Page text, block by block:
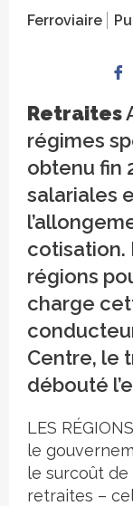
Ferroviaire
Retraites
régimes
obtenu fin
salariales
cotisation.
régions
charge
Centre, le
débouté
LES
le
le surcoût
retraites –